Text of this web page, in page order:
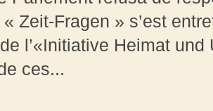
Zeit-Fragen » s’est
l’«Initiative Heimat
ces...